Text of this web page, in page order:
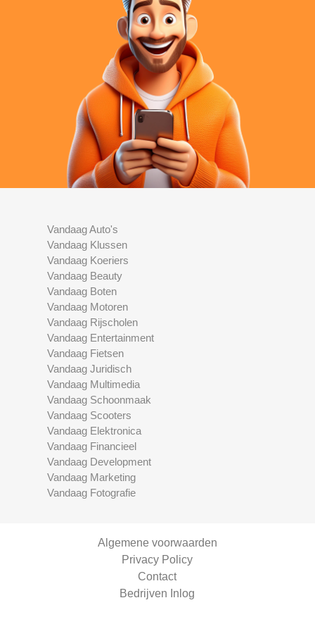
Vandaag Auto's
Vandaag Klussen
Vandaag Koeriers
Vandaag Beauty
Vandaag Boten
Vandaag Motoren
Vandaag Rijscholen
Vandaag Entertainment
Vandaag Fietsen
Vandaag Juridisch
Vandaag Multimedia
Vandaag Schoonmaak
Vandaag Scooters
Vandaag Elektronica
Vandaag Financieel
Vandaag Development
Vandaag Marketing
Vandaag Fotografie
Algemene voorwaarden
Privacy Policy
Contact
Bedrijven Inlog